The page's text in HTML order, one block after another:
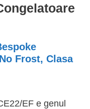
Frost, Clasa
EF e genul